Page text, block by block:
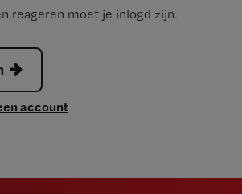
reageren moet je inlogd zijn.
account